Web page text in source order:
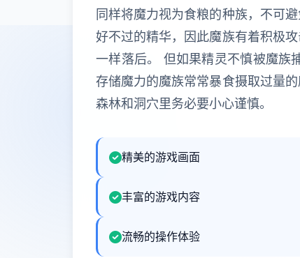
同样将魔力视为食粮的种族，不可
好不过的精华，因此魔族有着积极
一样落后。 但如果精灵不慎被魔族
存储魔力的魔族常常暴食摄取过量
森林和洞穴里务必要小心谨慎。
精美的游戏画面
丰富的游戏内容
流畅的操作体验